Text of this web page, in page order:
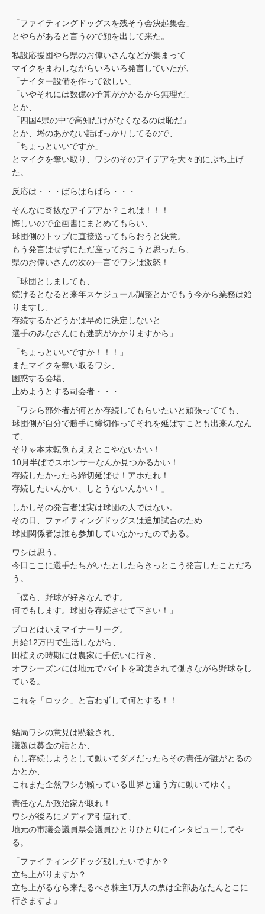
「ファイティングドッグスを残そう会決起集会」
とやらがあると言うので顔を出して来た。
私設応援団やら県のお偉いさんなどが集まって
マイクをまわしながらいろいろ発言していたが、
「ナイター設備を作って欲しい」
「いやそれには数億の予算がかかるから無理だ」
とか、
「四国4県の中で高知だけがなくなるのは恥だ」
とか、埒のあかない話ばっかりしてるので、
「ちょっといいですか」
とマイクを奪い取り、ワシのそのアイデアを大々的にぶち上げ
た。
反応は・・・ぱらぱらぱら・・・
そんなに奇抜なアイデアか？これは！！！
悔しいので企画書にまとめてもらい、
球団側のトップに直接送ってもらおうと決意。
もう発言はせずにただ座っておこうと思ったら、
県のお偉いさんの次の一言でワシは激怒！
「球団としましても、
続けるとなると来年スケジュール調整とかでもう今から業務は始
りますし、
存続するかどうかは早めに決定しないと
選手のみなさんにも迷惑がかかりますから」
「ちょっといいですか！！！」
またマイクを奪い取るワシ、
困惑する会場、
止めようとする司会者・・・
「ワシら部外者が何とか存続してもらいたいと頑張ってても、
球団側が自分で勝手に締切作ってそれを延ばすことも出来んなん
て、
そりゃ本末転倒もええとこやないかい！
10月半ばでスポンサーなんか見つかるかい！
存続したかったら締切延ばせ！アホたれ！
存続したいんかい、しとうないんかい！」
しかしその発言者は実は球団の人ではない。
その日、ファイティングドッグスは追加試合のため
球団関係者は誰も参加していなかったのである。
ワシは思う。
今日ここに選手たちがいたとしたらきっとこう発言したことだろ
う。
「僕ら、野球が好きなんです。
何でもします。球団を存続させて下さい！」
プロとはいえマイナーリーグ。
月給12万円で生活しながら、
田植えの時期には農家に手伝いに行き、
オフシーズンには地元でバイトを斡旋されて働きながら野球をし
ている。
これを「ロック」と言わずして何とする！！
結局ワシの意見は黙殺され、
議題は募金の話とか、
もし存続しようとして動いてダメだったらその責任が誰がとるの
かとか、
これまた全然ワシが願っている世界と違う方に動いてゆく。
責任なんか政治家が取れ！
ワシが後ろにメディア引連れて、
地元の市議会議員県会議員ひとりひとりにインタビューしてや
る。
「ファイティングドッグ残したいですか？
立ち上がりますか？
立ち上がるなら来たるべき株主1万人の票は全部あなたんとこに
行きますよ」